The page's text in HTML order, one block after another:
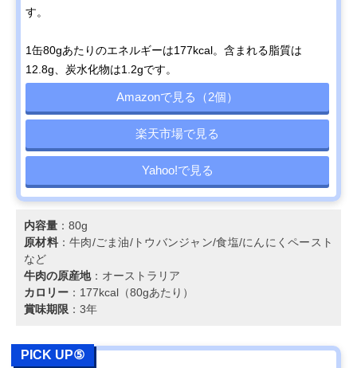
す。
1缶80gあたりのエネルギーは177kcal。含まれる脂質は
12.8g、炭水化物は1.2gです。
Amazonで見る（2個）
楽天市場で見る
Yahoo!で見る
内容量 ：80g
原材料：牛肉/ごま油/トウバンジャン/食塩/にんにくペースト
など
牛肉の原産地：オーストラリア
カロリー ：177kcal（80gあたり）
賞味期限 ：3年
PICK UP⑤